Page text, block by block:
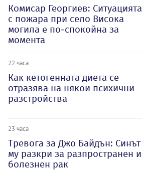
Комисар Георгиев: Ситуацията
с пожара при село Висока
могила е по-спокойна за
момента
22 часа
Как кетогенната диета се
отразява на някои психични
разстройства
23 часа
Тревога за Джо Байдън: Синът
му разкри за разпространен и
болезнен рак